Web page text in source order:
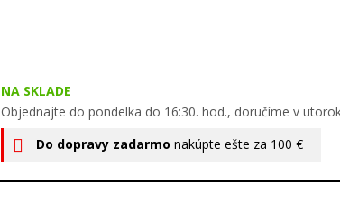
NA SKLADE
Objednajte do pondelka do 16:30. hod., doručíme v
Do dopravy zadarmo nakúpte ešte za 100 €